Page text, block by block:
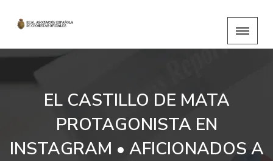
EL CASTILLO DE MATA
PROTAGONISTA EN
INSTAGRAM • AFICIONADOS A